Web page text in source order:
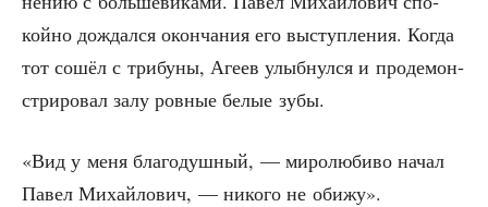
кой­но дождал­ся окон­ча­ния его выступ­ле­ния. Когда
тот сошёл с три­бу­ны, Аге­ев улыб­нул­ся и про­де­мон­
стри­ро­вал залу ров­ные белые зубы.
«Вид у меня бла­го­душ­ный, — миро­лю­би­во начал
Павел Михай­ло­вич, — нико­го не обижу».